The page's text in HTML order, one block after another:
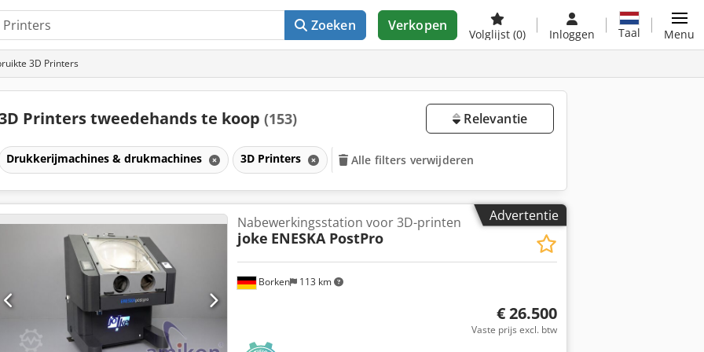
Zoeken Verkopen
Volglijst (0) Inloggen Taal Menu
3D Printers
Printers tweedehands te koop (153) Relevantie
Drukkerijmachines & drukmachines 3D Printers Alle filters verwijderen
Advertentie
Borken 113 km
Nabewerkingsstation voor 3D-printen
joke ENESKA PostPro
€ 26.500
Vaste prijs excl. btw